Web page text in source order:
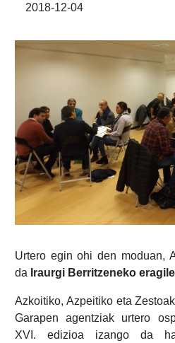
2018-12-04
Urtero egin ohi den moduan,
da Iraurgi Berritzeneko
Azkoitiko, Azpeitiko eta
Garapen agentziak urtero
XVI. edizioa izango da